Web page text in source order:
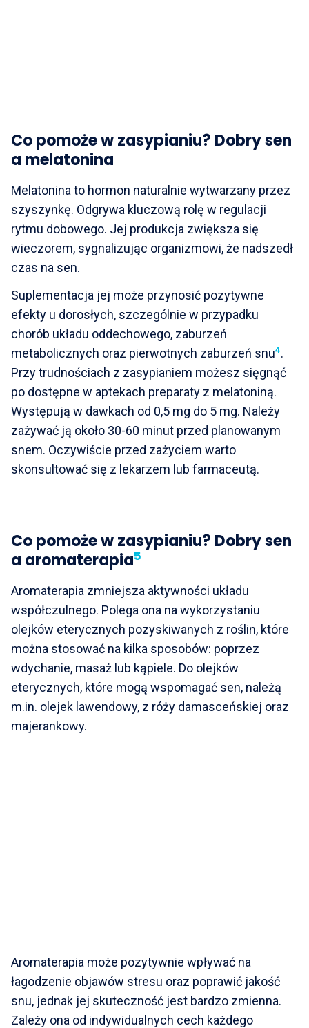
Co pomoże w zasypianiu? Dobry sen
a melatonina
Melatonina to hormon naturalnie wytwarzany przez
szyszynkę. Odgrywa kluczową rolę w regulacji
rytmu dobowego. Jej produkcja zwiększa się
wieczorem, sygnalizując organizmowi, że nadszedł
czas na sen.
Suplementacja jej może przynosić pozytywne
efekty u dorosłych, szczególnie w przypadku
chorób układu oddechowego, zaburzeń
metabolicznych oraz pierwotnych zaburzeń snu4.
Przy trudnościach z zasypianiem możesz sięgnąć
po dostępne w aptekach preparaty z melatoniną.
Występują w dawkach od 0,5 mg do 5 mg. Należy
zażywać ją około 30-60 minut przed planowanym
snem. Oczywiście przed zażyciem warto
skonsultować się z lekarzem lub farmaceutą.
Co pomoże w zasypianiu? Dobry sen
a aromaterapia5
Aromaterapia zmniejsza aktywności układu
współczulnego. Polega ona na wykorzystaniu
olejków eterycznych pozyskiwanych z roślin, które
można stosować na kilka sposobów: poprzez
wdychanie, masaż lub kąpiele. Do olejków
eterycznych, które mogą wspomagać sen, należą
m.in. olejek lawendowy, z róży damasceńskiej oraz
majerankowy.
Aromaterapia może pozytywnie wpływać na
łagodzenie objawów stresu oraz poprawić jakość
snu, jednak jej skuteczność jest bardzo zmienna.
Zależy ona od indywidualnych cech każdego